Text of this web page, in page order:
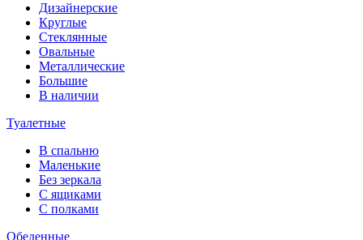
Дизайнерские
Круглые
Стеклянные
Овальные
Металлические
Большие
В наличии
Туалетные
В спальню
Маленькие
Без зеркала
С ящиками
С полками
Обеденные